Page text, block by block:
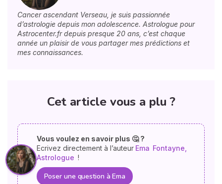
Cancer ascendant Verseau, je suis passionnée
d’astrologie depuis mon adolescence. Astrologue pour
Astrocenter.fr depuis presque 20 ans, c’est chaque
année un plaisir de vous partager mes prédictions et
mes connaissances.
Cet article vous a plu ?
Vous voulez en savoir plus 🤔 ?
Ecrivez directement à l’auteur Ema Fontayne,
Astrologue !
Poser une question à Ema